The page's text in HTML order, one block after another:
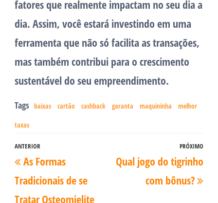
fatores que realmente impactam no seu dia a
dia. Assim, você estará investindo em uma
ferramenta que não só facilita as transações,
mas também contribui para o crescimento
sustentável do seu empreendimento.
Tags baixas cartão cashback garanta maquininha melhor
taxas
Navegação
de
Post
Post
anterior
ANTERIOR
As Formas
Tradicionais de se
Tratar Osteomielite
PRÓXIMO
Qual jogo do tigrinho
com bônus?